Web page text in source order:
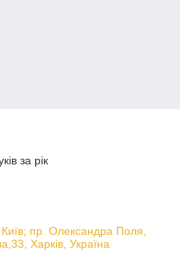
за рік
Київ; пр. Олександра Поля,
Харків, Україна